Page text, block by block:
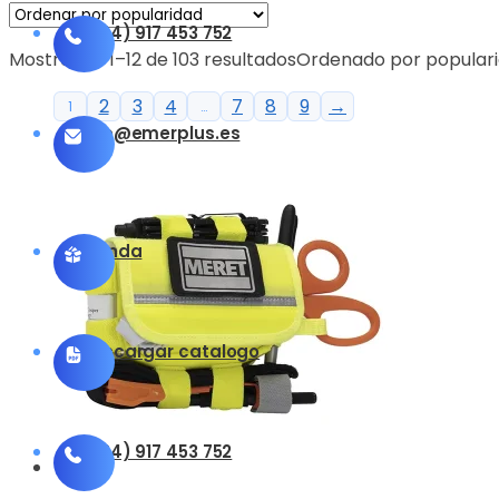
(+34) 917 453 752
info@emerplus.es
Tienda
Descargar catalogo
(+34) 917 453 752
Mostrando 1–12 de 103 resultadosOrdenado por
1 2 3 4 … 7 8 9 →